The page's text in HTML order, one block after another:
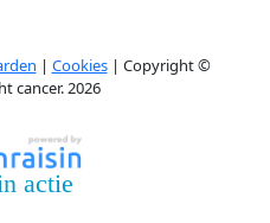
| Cookies| Copyright ©
cancer. 2026
actie